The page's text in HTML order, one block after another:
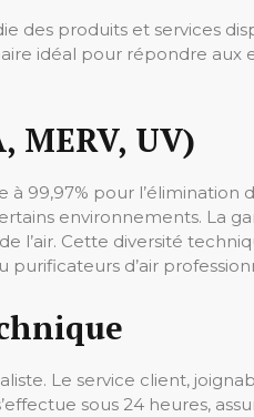
des produits et services
idéal pour répondre aux
MERV, UV)
99,97% pour l’élimination
environnements. La
l’air. Cette diversité
purificateurs d’air
Le service client,
sous 24 heures,